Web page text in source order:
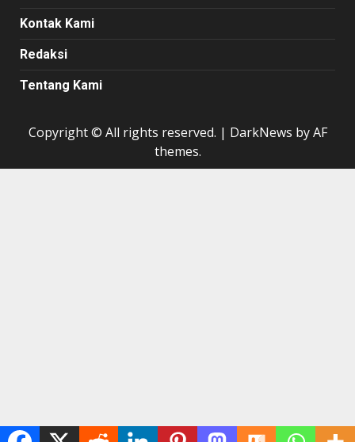
Kontak Kami
Redaksi
Tentang Kami
Copyright © All rights reserved. | DarkNews by AF
themes.